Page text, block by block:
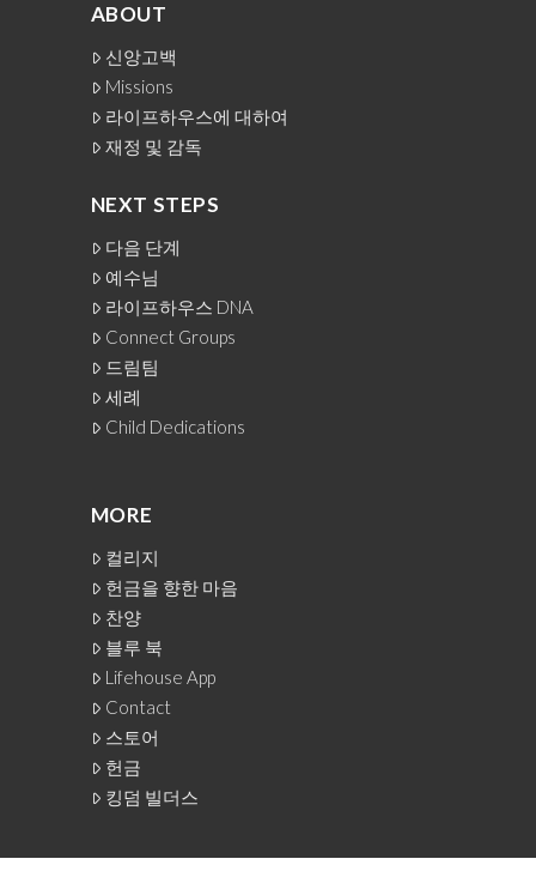
ABOUT
신앙고백
Missions
라이프하우스에 대하여
재정 및 감독
NEXT STEPS
다음 단계
예수님
라이프하우스 DNA
Connect Groups
드림팀
세례
Child Dedications
MORE
컬리지
헌금을 향한 마음
찬양
블루 북
Lifehouse App
Contact
스토어
헌금
킹덤 빌더스